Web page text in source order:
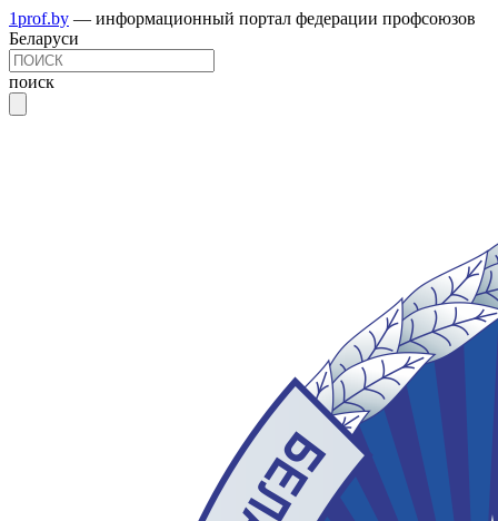
1prof.by — информационный портал федерации профсоюзов
Беларуси
поиск